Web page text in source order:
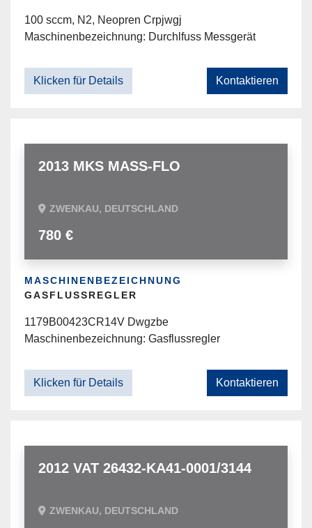
100 sccm, N2, Neopren Crpjwgj
Maschinenbezeichnung: Durchlfuss Messgerät
Klicken für Details Kontaktieren
2013 MKS MASS-FLO
ZWENKAU, DEUTSCHLAND
780 €
MASCHINENBEZEICHNUNG
GASFLUSSREGLER
1179B00423CR14V Dwgzbe
Maschinenbezeichnung: Gasflussregler
Klicken für Details Kontaktieren
2012 VAT 26432-KA41-0001/3144
ZWENKAU, DEUTSCHLAND